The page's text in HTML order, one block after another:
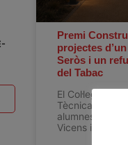
Premi
projectes
Seròs i un
del Tabac
El Col·legi de
Tècnica de
alumnes de
Vicens i Escola